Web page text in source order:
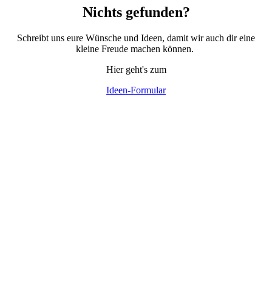
Nichts gefunden?
Schreibt uns eure Wünsche und Ideen, damit wir auch dir eine
kleine Freude machen können.
Hier geht's zum
Ideen-Formular